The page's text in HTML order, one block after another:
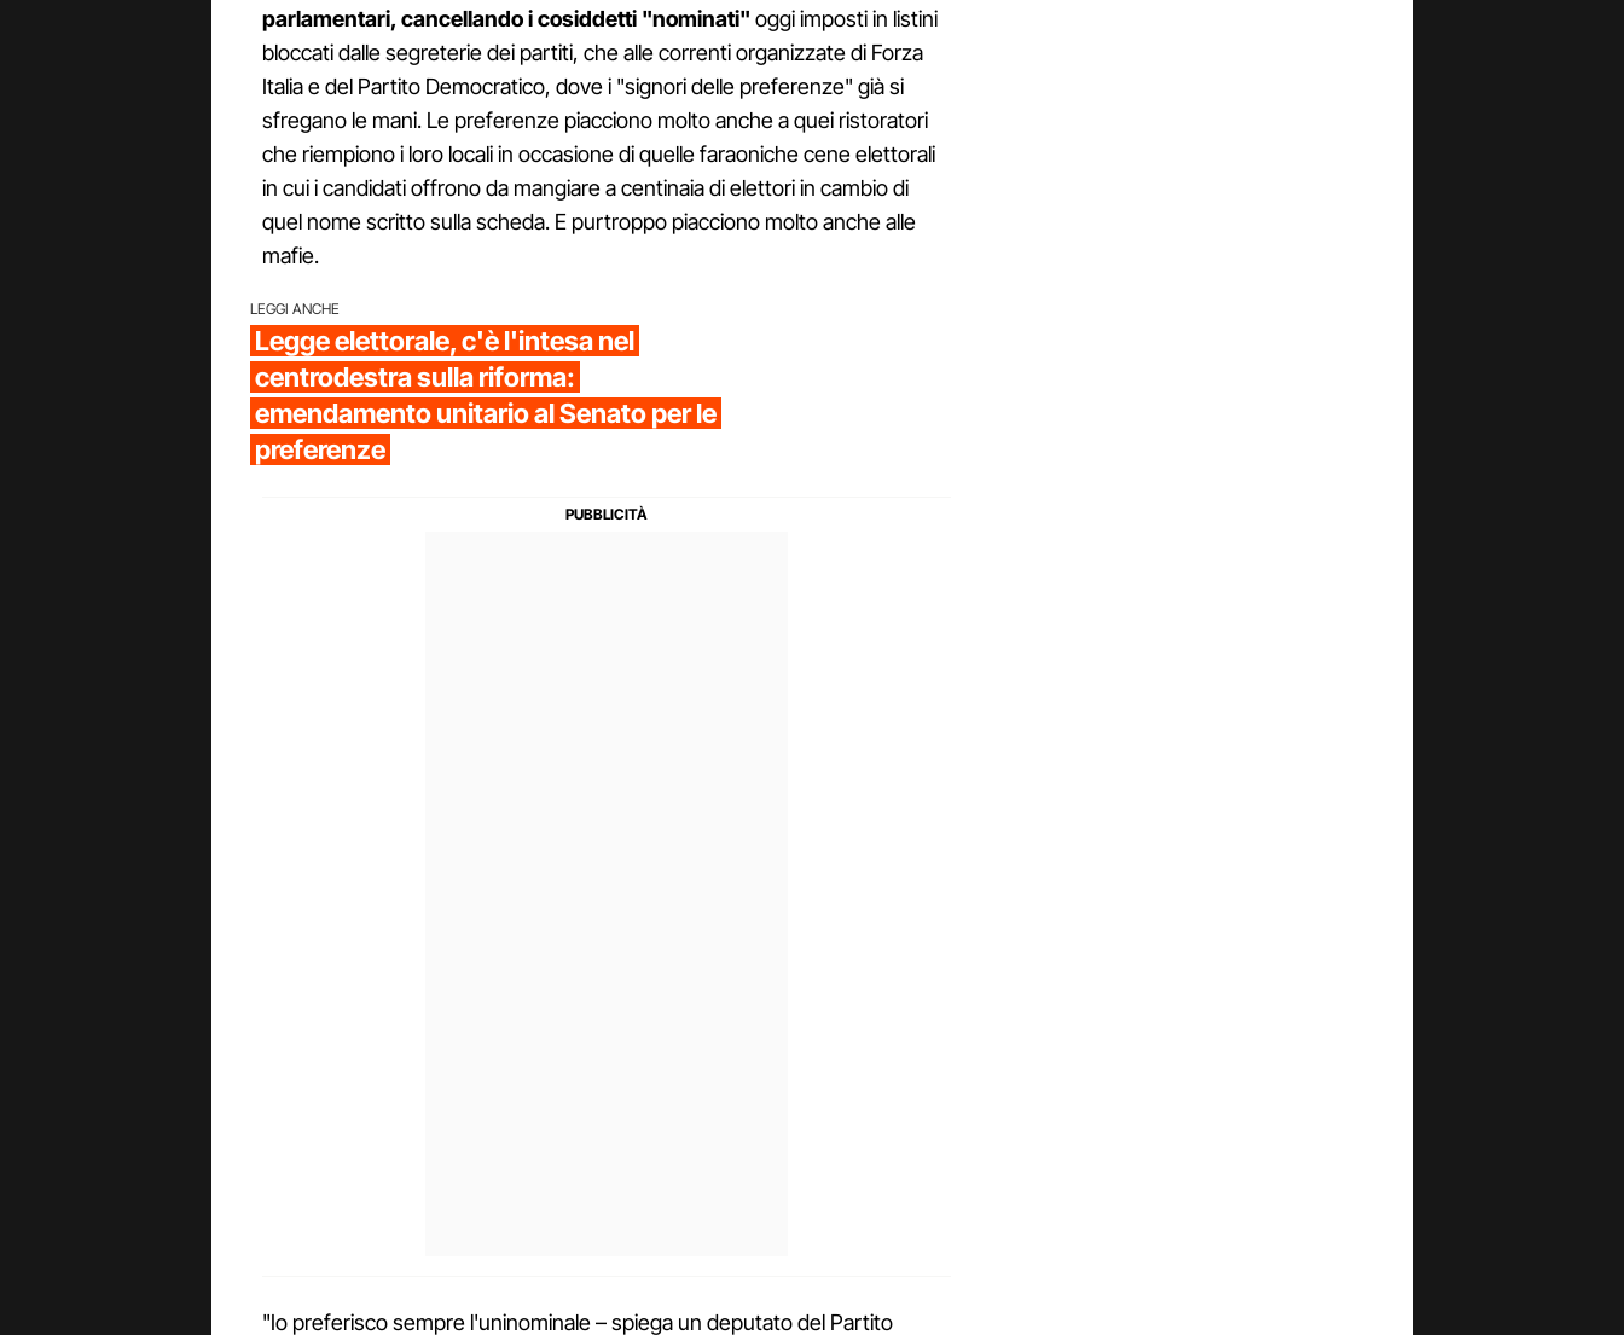
parlamentari, cancellando i cosiddetti "nominati" oggi imposti in listini
bloccati dalle segreterie dei partiti, che alle correnti organizzate di Forza
Italia e del Partito Democratico, dove i "signori delle preferenze" già si
sfregano le mani. Le preferenze piacciono molto anche a quei ristoratori
che riempiono i loro locali in occasione di quelle faraoniche cene elettorali
in cui i candidati offrono da mangiare a centinaia di elettori in cambio di
quel nome scritto sulla scheda. E purtroppo piacciono molto anche alle
mafie.
LEGGI ANCHE
Legge elettorale, c'è l'intesa nel
centrodestra sulla riforma:
emendamento unitario al Senato per le
preferenze
"Io preferisco sempre l'uninominale – spiega un deputato del Partito